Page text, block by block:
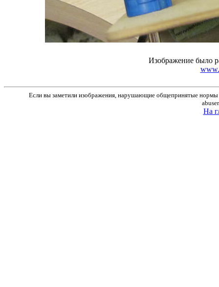
Изображение было
Если вы заметили изображения, нарушающие общепринятые нормы
На